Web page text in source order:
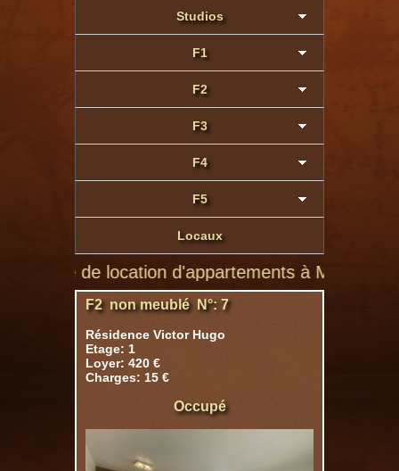
Studios
F1
F2
F3
F4
F5
Locaux
de location d'appartements à Montluçon de
F2 non meublé N°: 7
Résidence Victor Hugo
Etage: 1
Loyer: 420 €
Charges: 15 €
Occupé